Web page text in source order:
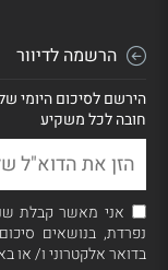
הרשמה לדיוור
הירשם לסיכום היומי
חובה לכל משקיע
אני מאשר קבלת
נפרדת, בנושאים
בדואר אלקטרוני ו/ או